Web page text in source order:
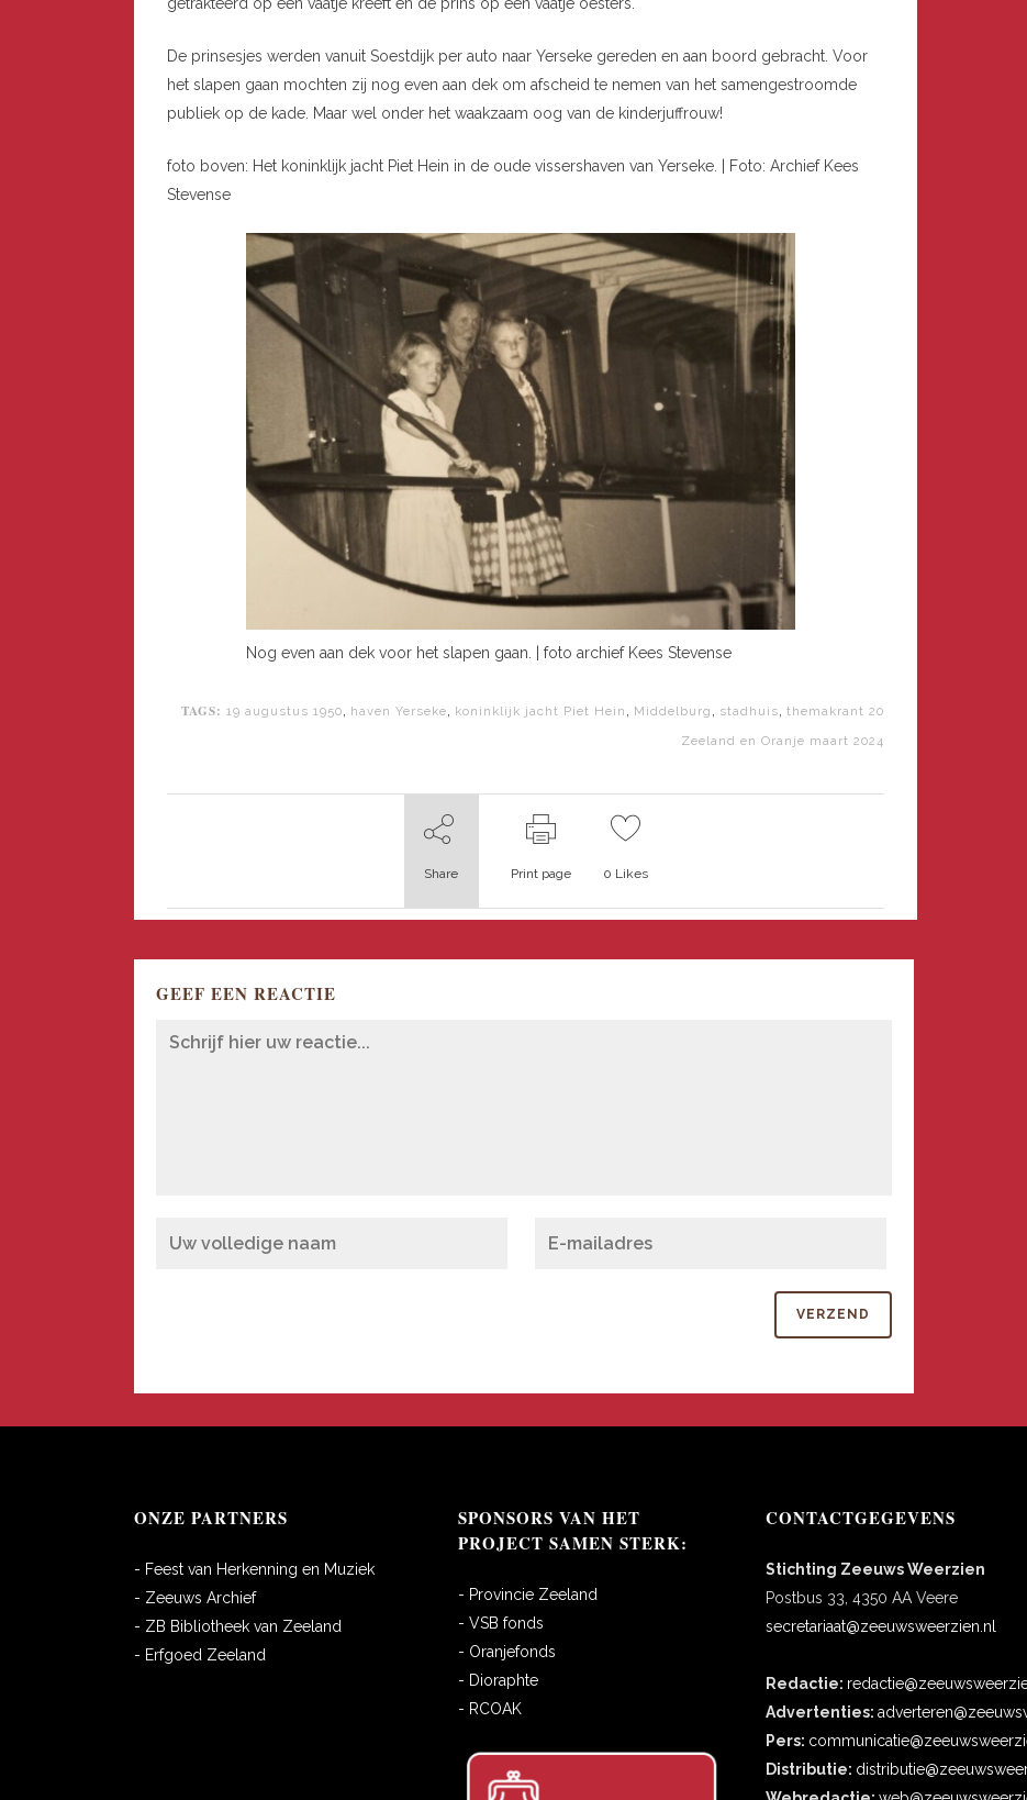
De prinsesjes werden vanuit Soestdijk per auto naar Yerseke gereden en aan boord gebracht. Voor
het slapen gaan mochten zij nog even aan dek om afscheid te nemen van het samengestroomde
publiek op de kade. Maar wel onder het waakzaam oog van de kinderjuffrouw!
foto boven: Het koninklijk jacht Piet Hein in de oude vissershaven van Yerseke. | Foto: Archief Kees
Stevense
Nog even aan dek voor het slapen gaan. | foto archief Kees Stevense
TAGS: 19 augustus 1950 haven Yerseke koninklijk jacht Piet Hein Middelburg stadhuis ,themakrant 20
Zeeland en Oranje maart 2024
Share Print page 0 Likes
GEEF EEN REACTIE
ONZE PARTNERS
- Feest van Herkenning en Muziek
- Zeeuws Archief
- ZB Bibliotheek van Zeeland
- Erfgoed Zeeland
SPONSORS VAN HET
PROJECT SAMEN STERK:
- Provincie Zeeland
- VSB fonds
- Oranjefonds
- Dioraphte
- RCOAK
CONTACTGEGEVENS
Stichting Zeeuws Weerzien
Postbus 33, 4350 AA Veere
secretariaat@zeeuwsweerzien.nl
Redactie:
Advertenties:
Pers:
Distributie: